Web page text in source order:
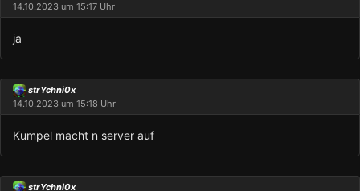
14.10.2023 um 15:17 Uhr
ja
strYchni0x
14.10.2023 um 15:18 Uhr
Kumpel macht n server auf
strYchni0x